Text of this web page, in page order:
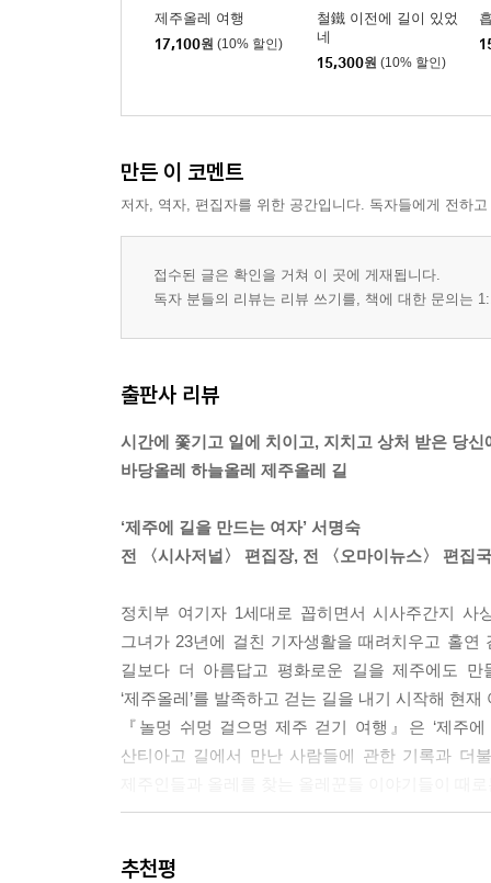
'영광의 문'앞에서 / 굿바이, Everybody Trouble /
Part 4 느릿느릿 걸으면 행복하다
느릿느릿,배 타고 오세요
올레꾼만의 비밀부호, 파란 화살표
간판이 시끄러워요 / 앗, 살표형이다! / 올레 사인,
올레꾼이 올레에서 지켜야 할 몇 가지
길은 내 영혼의 쉼터
"전 올레체질인가 봐요" / 무적전설, 컴퓨터 폐인에
여자는 왜 올레에 열광하는가
아이들은 걸으면서 자란다
"하지 마! 만지지 마! 거기 서!" / 선물보다 엄마 손
/ 투덜이 둘째아들, 올레 열혈팬 되다 / 자연과 금세
/ 호루라기 좀 그만 부세요
아이와 함께 걸을 때 이렇게 해보세요
올레, 마음의 길을 트다
제주올레 여행
17,100원 (10% 할인)
철鐵 이전에 길이 있었
네
15,300원 (10% 할인)
만든 이 코멘트
저자, 역자, 편집자를 위한 공간입니다. 독자들에게 전하
접수된 글은 확인을 거쳐 이 곳에 게재됩니다.
독자 분들의 리뷰는 리뷰 쓰기를, 책에 대한 문의는
출판사 리뷰
시간에 쫓기고 일에 치이고, 지치고 상처 받은 당신
바당올레 하늘올레 제주올레 길
‘제주에 길을 만드는 여자’ 서명숙
전 〈시사저널〉 편집장, 전 〈오마이뉴스〉 편집
정치부 여기자 1세대로 꼽히면서 시사주간지
그녀가 23년에 걸친 기자생활을 때려치우고 홀
길보다 더 아름답고 평화로운 길을 제주에도
‘제주올레’를 발족하고 걷는 길을 내기 시작해 현
『놀멍 쉬멍 걸으멍 제주 걷기 여행』은 ‘제주
산티아고 길에서 만난 사람들에 관한 기록과 더
올레를 찾았다. 당일치기로 내려오더니, 2박 3일,
추천평